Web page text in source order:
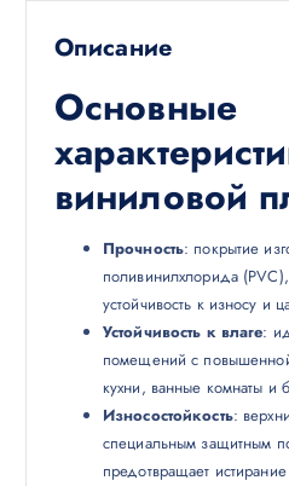
Описание
Основные
виниловой
Прочность: покрытие
поливинилхлорида
устойчивость к износу и
Устойчивость к влаге:
помещений с
кухни, ванные комнаты и
Износостойкость:
специальным защитным
предотвращает